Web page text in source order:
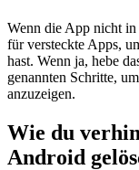
Wenn die App nicht
für versteckte Apps,
hast. Wenn ja, hebe
genannten Schritte,
anzuzeigen.
Wie du
Android